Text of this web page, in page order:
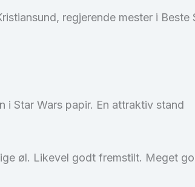
regjerende mester i Beste
i Star Wars papir. En attraktiv stand
øl. Likevel godt fremstilt. Meget